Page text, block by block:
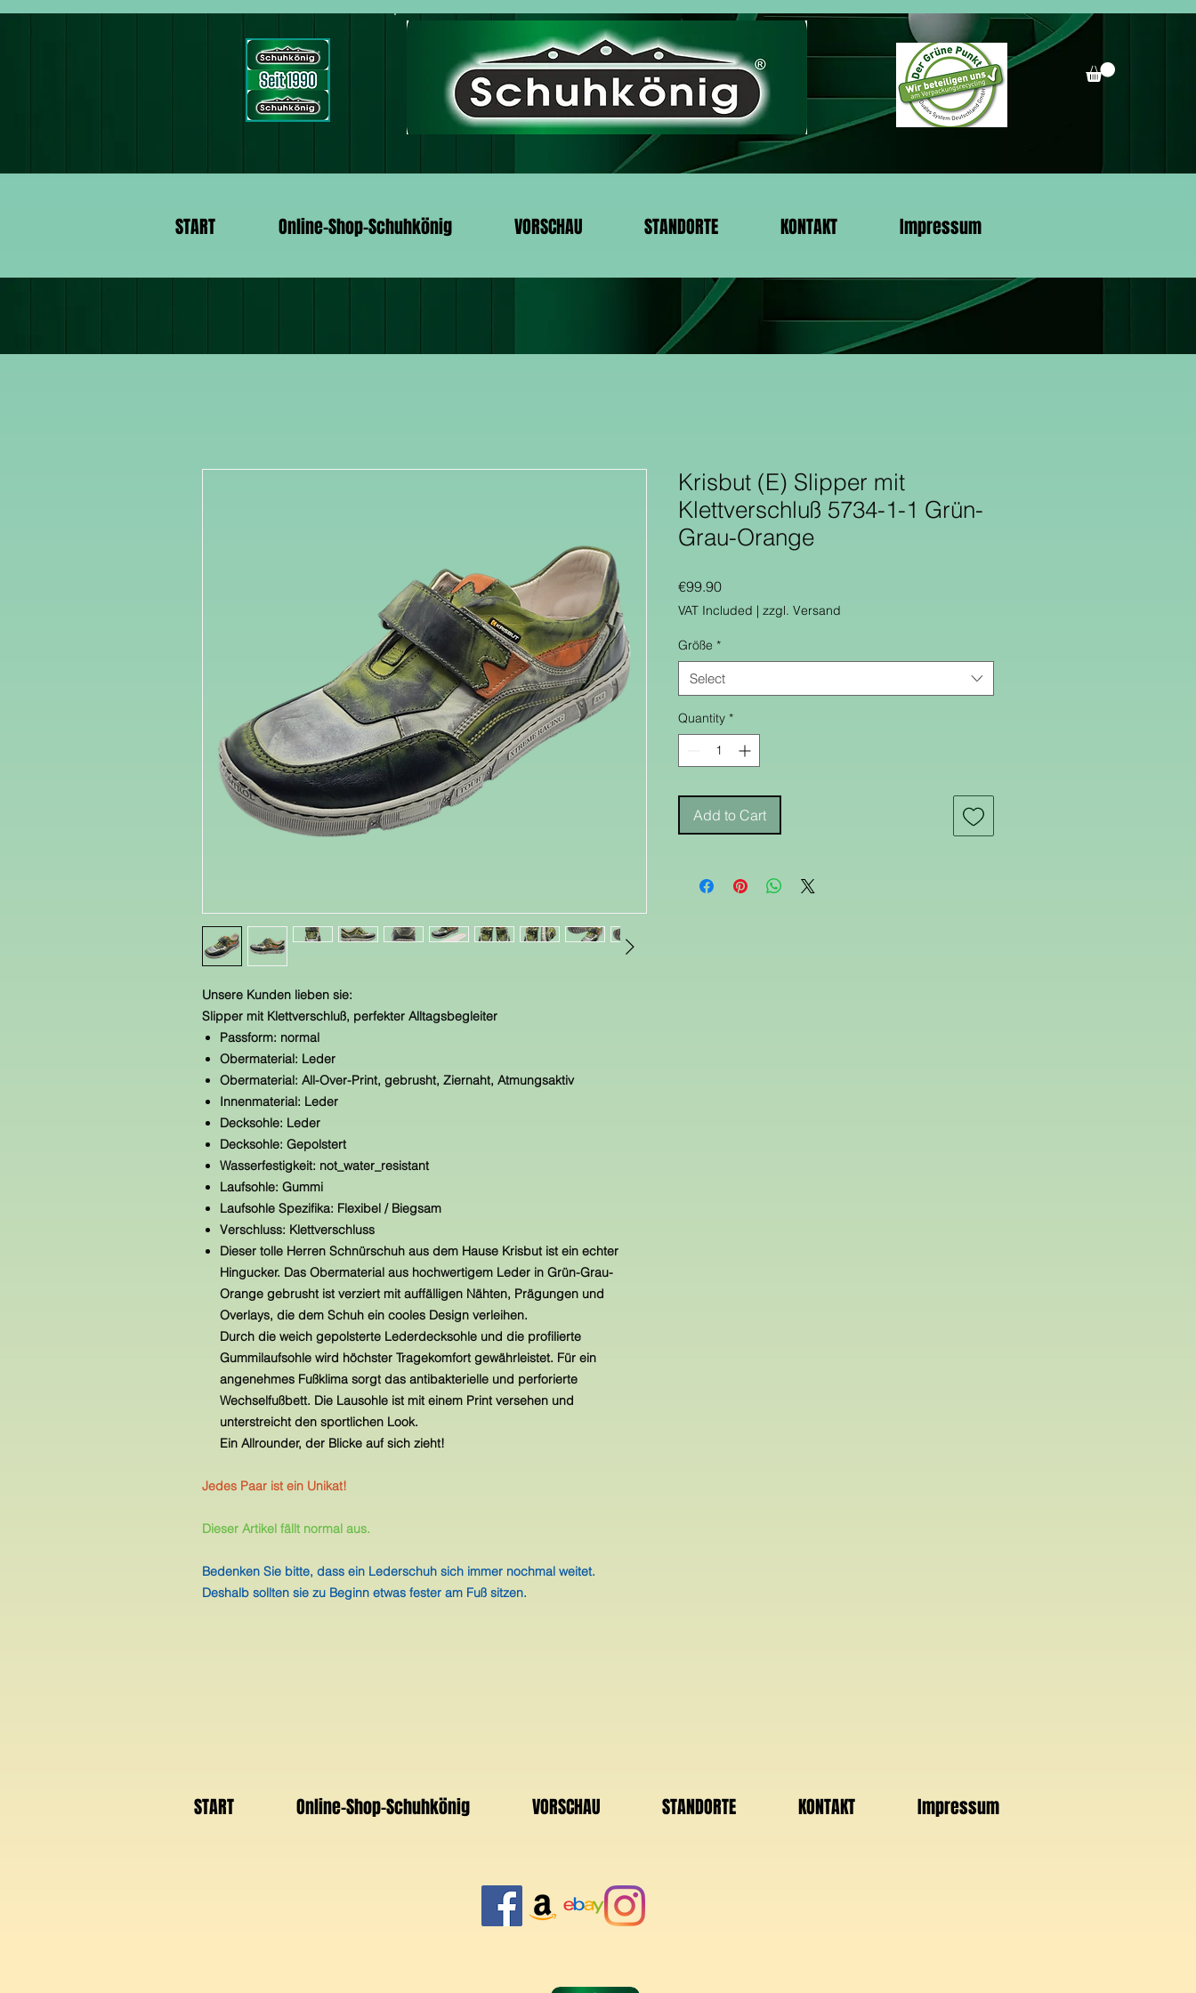
START Online-Shop-Schuhkönig VORSCHAU STANDORTE KONTAKT Impressum
Unsere Kunden lieben sie:
Slipper mit Klettverschluß, perfekter Alltagsbegleiter
Passform: normal
Obermaterial: Leder
Obermaterial: All-Over-Print, gebrusht, Ziernaht, Atmungsaktiv
Innenmaterial: Leder
Decksohle: Leder
Decksohle: Gepolstert
Wasserfestigkeit: not_water_resistant
Laufsohle: Gummi
Laufsohle Spezifika: Flexibel / Biegsam
Verschluss: Klettverschluss
Dieser tolle Herren Schnürschuh aus dem Hause Krisbut ist ein echter
Hingucker. Das Obermaterial aus hochwertigem Leder in Grün-Grau-
Orange gebrusht ist verziert mit auffälligen Nähten, Prägungen und
Overlays, die dem Schuh ein cooles Design verleihen.
Durch die weich gepolsterte Lederdecksohle und die profilierte
Gummilaufsohle wird höchster Tragekomfort gewährleistet. Für ein
angenehmes Fußklima sorgt das antibakterielle und perforierte
Wechselfußbett. Die Lausohle ist mit einem Print versehen und
unterstreicht den sportlichen Look.
Ein Allrounder, der Blicke auf sich zieht!
Jedes Paar ist ein Unikat!
Dieser Artikel fällt normal aus.
Bedenken Sie bitte, dass ein Lederschuh sich immer nochmal weitet.
Deshalb sollten sie zu Beginn etwas fester am Fuß sitzen.
Krisbut (E) Slipper mit
Klettverschluß 5734-1-1 Grün-
Grau-Orange
€99.90Price
VAT Included | zzgl. Versand
Größe *
Select
Quantity *
Add to Cart
START Online-Shop-Schuhkönig VORSCHAU STANDORTE KONTAKT Impressum